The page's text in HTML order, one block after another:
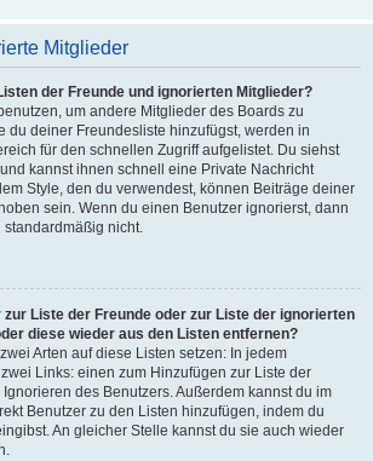
Mitglieder
der Freunde und ignorierten Mitglieder?
um andere Mitglieder des Boards zu
du deiner Freundesliste hinzufügst, werden in
für den schnellen Zugriff aufgelistet. Du siehst
kannst ihnen schnell eine Private Nachricht
Style, den du verwendest, können Beiträge deiner
sein. Wenn du einen Benutzer ignorierst, dann
nicht.
zur Liste der Freunde oder zur Liste der ignorierten
diese wieder aus den Listen entfernen?
Arten auf diese Listen setzen: In jedem
Links: einen zum Hinzufügen zur Liste der
des Benutzers. Außerdem kannst du im
Benutzer zu den Listen hinzufügen, indem du
An gleicher Stelle kannst du sie auch wieder